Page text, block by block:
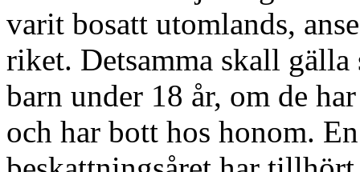
varit bosatt utom­lands,
riket. Detsamma skall gälla
barn under 18 år, om de
och har bott hos honom.